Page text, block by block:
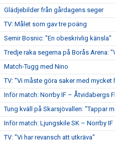
Glädjebilder från gårdagens seger
TV: Målet som gav tre poäng
Semir Bosnic: "En obeskrivlig känsla"
Tredje raka segerna på Borås Arena:
Match-Tugg med Nino
TV: "Vi måste göra saker med mycket
Inför match: Norrby IF – Åtvidabergs
Tung kväll på Skarsjövallen: "Tappar
Inför match: Ljungskile SK – Norrby IF
TV: "Vi har revansch att utkräva"